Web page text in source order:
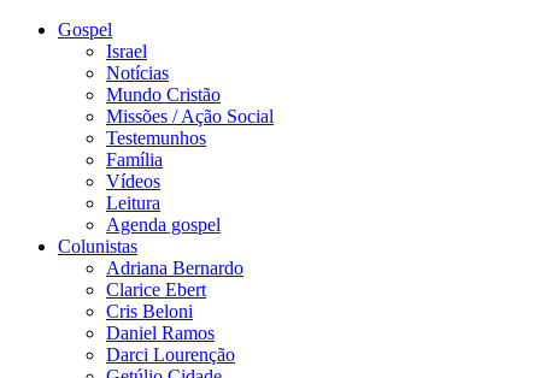
Gospel
Israel
Notícias
Mundo Cristão
Missões / Ação Social
Testemunhos
Família
Vídeos
Leitura
Agenda gospel
Colunistas
Adriana Bernardo
Clarice Ebert
Cris Beloni
Daniel Ramos
Darci Lourenção